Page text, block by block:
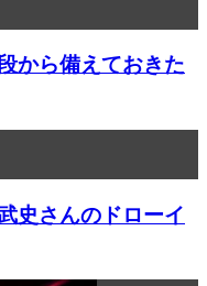
から備えておきた
史さんのドローイ